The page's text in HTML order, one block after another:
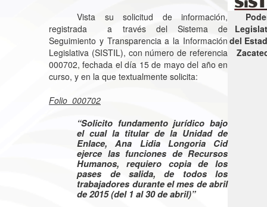
del
Vista su solicitud de información,
registrada a través del Sistema de
Seguimiento y Transparencia a la Información
Legislativa (SISTIL), con número de referencia
000702, fechada el día 15 de mayo del año en
curso, y en la que textualmente solicita:
Folio 000702
“Solicito fundamento jurídico bajo
el cual la titular de la Unidad de
Enlace, Ana Lidia Longoria Cid
ejerce las funciones de Recursos
Humanos, requiero copia de los
pases de salida, de todos los
trabajadores durante el mes de abril
de 2015 (del 1 al 30 de abril)”